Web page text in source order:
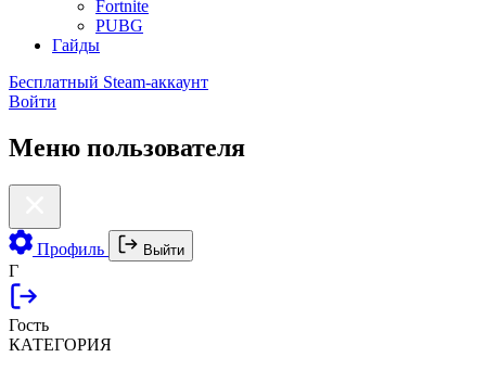
Fortnite
PUBG
Гайды
Бесплатный Steam-аккаунт
Войти
Меню пользователя
Профиль Выйти
Г
Гость
КАТЕГОРИЯ